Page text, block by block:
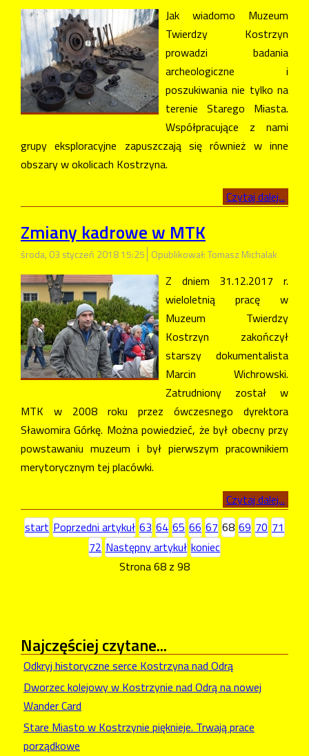
Jak wiadomo Muzeum
Twierdzy Kostrzyn
prowadzi badania
archeologiczne i
poszukiwania nie tylko na
terenie Starego Miasta.
Współpracujące z nami
grupy eksploracyjne zapuszczają się również w inne
obszary w okolicach Kostrzyna.
Czytaj dalej...
Zmiany kadrowe w MTK
środa, 03 styczeń 2018 15:25 Opublikował: Tomasz Michalak
Z dniem 31.12.2017 r.
wieloletnią pracę w
Muzeum Twierdzy
Kostrzyn zakończył
starszy dokumentalista
Marcin Wichrowski.
Zatrudniony został w
MTK w 2008 roku przez ówczesnego dyrektora
Sławomira Górkę. Można powiedzieć, że był obecny przy
powstawaniu muzeum i był pierwszym pracownikiem
merytorycznym tej placówki.
Czytaj dalej...
start Poprzedni artykuł 63 64 65 66 67 68 69 70 71
72 Następny artykuł koniec
Strona 68 z 98
Najczęściejczytane...
Odkryj historyczne serce Kostrzyna nad Odrą
Dworzec kolejowy w Kostrzynie nad Odrą na nowej
Wander Card
Stare Miasto w Kostrzynie pięknieje. Trwają prace
porządkowe